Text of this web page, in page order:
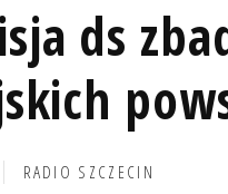
ds
RADIO SZCZECIN